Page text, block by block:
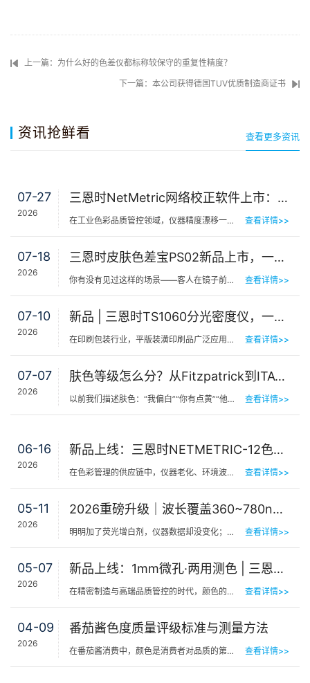
上一篇：为什么好的色差仪都标称较保守的重复性精度？
下一篇：本公司获得德国TUV优质制造商证书
资讯抢鲜看 查看更多资讯
07-27
2026
三恩时NetMetric网络校正软件上市：告别返厂，15分钟让测色仪“恢复出厂精度”
在工业色彩品质管控领域，仪器精度漂移一直是制造企业挥之不去的隐痛。同一批货，A车间测合格、B车间测不合… 查看详情>>
07-18
2026
三恩时皮肤色差宝PS02新品上市，一键测出你的精准肤色等级
你有没有见过这样的场景——客人在镜子前端详半天，问：“我是不是白了一点？”美容师… 查看详情>>
07-10
2026
新品 | 三恩时TS1060分光密度仪，一机覆盖平版装潢印刷品色密度与色差检测
在印刷包装行业，平版装潢印刷品广泛应用于包装工艺品、日化标签、节日用品等场景，客户对同一批次产品的色… 查看详情>>
07-07
2026
肤色等级怎么分？从Fitzpatrick到ITA°，三恩时皮肤测色仪让肤色“数字化”
以前我们描述肤色：“我偏白”“你有点黄”“他挺黑”……现在… 查看详情>>
06-16
2026
新品上线：三恩时NETMETRIC-12色砖与网络校正软件，解决台间差难题
在色彩管理的供应链中，仪器老化、环境波动、台间差…… 一个环节的微小偏差，都可能导致最终… 查看详情>>
05-11
2026
2026重磅升级｜波长覆盖360~780nm，三恩时便携式分光测色仪全光谱了！
明明加了荧光增白剂，仪器数据却没变化；两个零件在室内颜色一样，一到阳光下就“原形毕露”&hel… 查看详情>>
05-07
2026
新品上线：1mm微孔·两用测色 | 三恩时PS401/PS301分光测色仪！
在精密制造与高端品质管控的时代，颜色的微小偏差往往决定着产品的最终命运。对于极小物件、曲面弧面、精密… 查看详情>>
04-09
2026
番茄酱色度质量评级标准与测量方法
在番茄酱消费中，颜色是消费者对品质的第一感知，其一致性与达标性直接影响品牌信任度和产品竞争力。很多人… 查看详情>>